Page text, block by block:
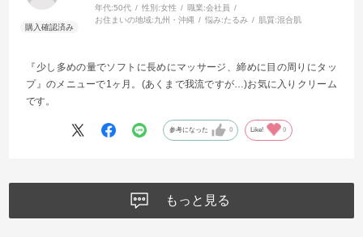
年代:50代 性別:女性 職業:会社員
お住まいの地域:九州・沖縄 悩み:たるみ 肌質:混合肌
『少し多めの量でソフトに長めにマッサージ、締めに目の周りにタッ
プ』のメニューで1ヶ月。(あくまで我流ですが…)お気に入りクリーム
です。
参考になった 0 Like! 0
もっと見る